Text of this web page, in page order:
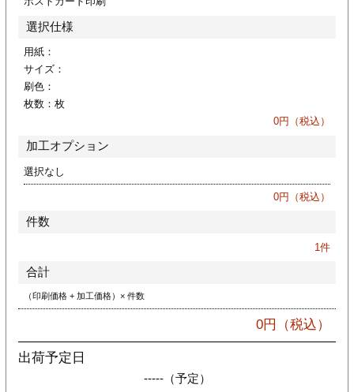
ー印刷
選択仕様
用紙：
サイズ：
刷色：
枚数： 枚
0円（税込）
加工オプション
選択なし
0円（税込）
件数
1件
合計
（印刷価格 + 加工価格）× 件数
0円（税込）
出荷予定日
-----（予定）